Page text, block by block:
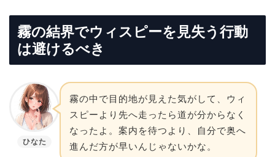
霧の結界でウィスピーを見失う行動
は避けるべき
ひなた
霧の中で目的地が見えた気がして、ウィ
スピーより先へ走ったら道が分からなく
なったよ。案内を待つより、自分で奥へ
進んだ方が早いんじゃないかな。